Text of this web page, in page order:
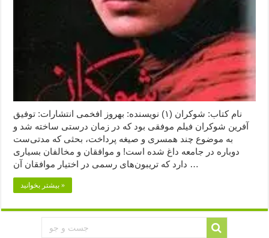
نام کتاب: شوکران (۱) نویسنده: بهروز افخمی انتشارات: توفیق
آفرین شوکران فیلم موفقی بود که در زمان درستی ساخته شد و
به موضوع چند همسری و صیغه پرداخت، بحثی که مدتی‌ست
دوباره در جامعه داغ شده است! و موافقان و مخالفان بسیاری
دارد که تریبون‌های رسمی در اختیار موافقان آن …
بیشتر بخوانید »